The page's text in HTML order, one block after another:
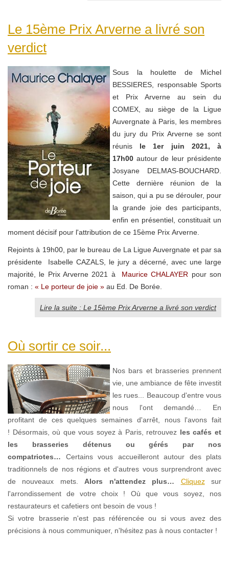
Le 15ème Prix Arverne a livré son
verdict
Sous la houlette de Michel
BESSIERES, responsable Sports
et Prix Arverne au sein du
COMEX, au siège de la Ligue
Auvergnate à Paris, les membres
du jury du Prix Arverne se sont
réunis le 1er juin 2021, à
17h00 autour de leur présidente
Josyane DELMAS-BOUCHARD.
Cette dernière réunion de la
saison , qui a pu se dérouler, pour
la grande joie des participants,
enfin en présentiel, constituait un
moment décisif pour l'attribution de ce 15ème Prix Arverne.
Rejointsà 19h00, par le bureau de La Ligue Auvergnate et par sa
présidente Isabelle CAZALS, le jury a décerné, avec une large
majorité, le Prix Arverne 2021 à Maurice CHALAYER pour son
roman : « Le porteur de joie » au Ed. De Borée.
Lire la suite : Le 15ème Prix Arverne a livré son verdict
Où sortir ce soir...
Nos bars et brasseries prennent
vie, une ambiance de fête investit
les rues... Beaucoup d'entre vous
nous l'ont demandé… En
profitant de ces quelques semaines d'arrêt, nous l'avons fait
! Désormais, où que vous soyez à Paris, retrouvez les cafés et
les brasseries détenus ou gérés par nos
compatriotes… Certains vous accueilleront autour des plats
traditionnels de nos régions et d'autres vous surprendront avec
de nouveaux mets. Alors n'attendez plus… Cliquezsur
l'arrondissement de votre choix ! Où que vous soyez, nos
restaurateurs et cafetiers ont besoin de vous !
Si votre brasserie n'est pas référencée ou si vous avez des
précisions à nous communiquer, n'hésitez pas à nous contacter !